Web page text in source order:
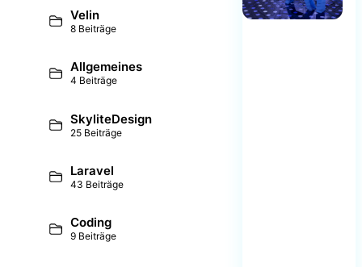
Velin
8 Beiträge
Allgemeines
4 Beiträge
SkyliteDesign
25 Beiträge
Laravel
43 Beiträge
Coding
9 Beiträge